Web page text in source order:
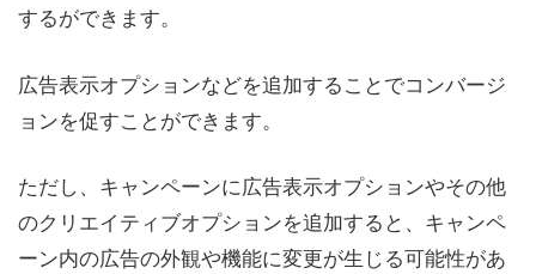
するができます。
広告表示オプションなどを追加することでコンバージ
ョンを促すことができます。
ただし、キャンペーンに広告表示オプションやその他
のクリエイティブオプションを追加すると、キャンペ
ーン内の広告の外観や機能に変更が生じる可能性があ